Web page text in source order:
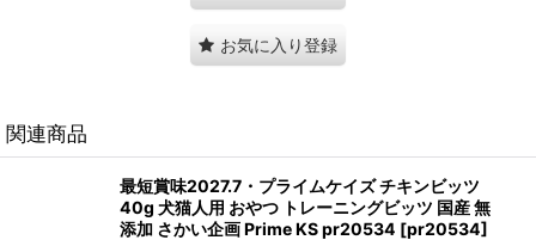
お気に入り登録
関連商品
最短賞味2027.7・プライムケイズ チキンビッツ
40g 犬猫人用 おやつ トレーニングビッツ 国産 無
添加 さかい企画 Prime KS pr20534 [pr20534]